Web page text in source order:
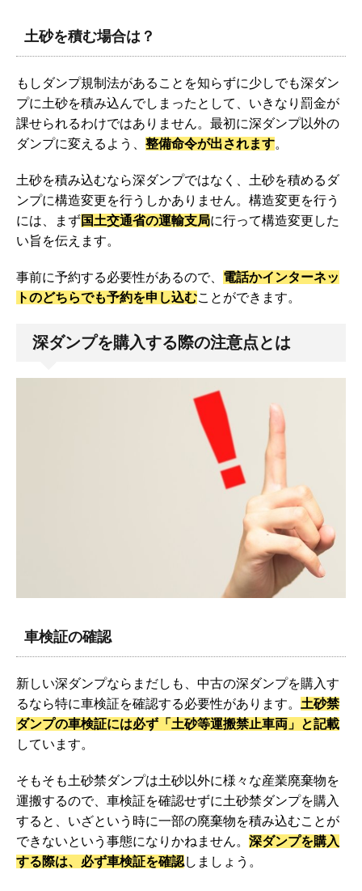
土砂を積む場合は？
もしダンプ規制法があることを知らずに少しでも深ダン
プに土砂を積み込んでしまったとして、いきなり罰金が
課せられるわけではありません。最初に深ダンプ以外の
ダンプに変えるよう、 整備命令が出されます。
土砂を積み込むなら深ダンプではなく、土砂を積めるダ
ンプに構造変更を行うしかありません。構造変更を行う
には、まず国土交通省の運輸支局に行って構造変更した
い旨を伝えます。
事前に予約する必要性があるので、 電話かインターネッ
トのどちらでも予約を申し込むことができます。
深ダンプを購入する際の注意点とは
車検証の確認
新しい深ダンプならまだしも、中古の深ダンプを購入す
るなら特に車検証を確認する必要性があります。 土砂禁
ダンプの車検証には必ず「土砂等運搬禁止車両」と記載
しています。
そもそも土砂禁ダンプは土砂以外に様々な産業廃棄物を
運搬するので、車検証を確認せずに土砂禁ダンプを購入
すると、いざという時に一部の廃棄物を積み込むことが
できないという事態になりかねません。 深ダンプを購入
する際は、必ず車検証を確認しましょう。